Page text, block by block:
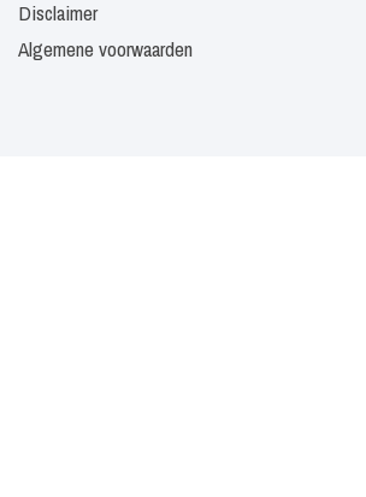
Disclaimer
Algemene voorwaarden